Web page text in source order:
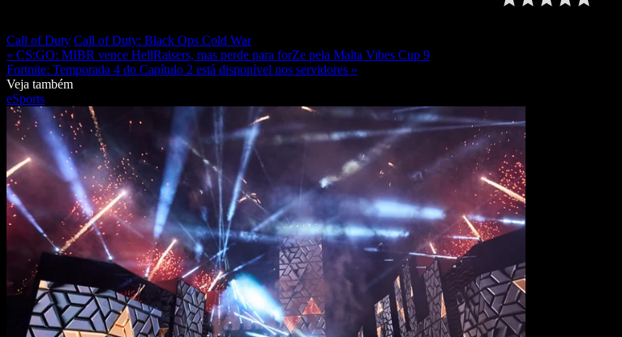
Call of Duty Call of Duty: Black Ops Cold War
« CS:GO: MIBR vence HellRaisers, mas perde para forZe pela Malta Vibes Cup 9
Fortnite: Temporada 4 do Capítulo 2 está disponível nos servidores »
Veja também
eSports